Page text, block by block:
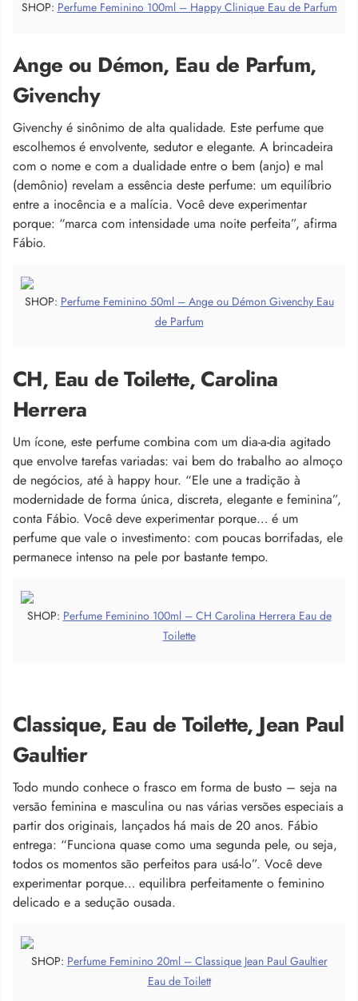
SHOP: Perfume Feminino 100ml – Happy Clinique Eau de Parfum
Ange ou Démon, Eau de Parfum,
Givenchy
Givenchy é sinônimo de alta qualidade. Este perfume que
escolhemos é envolvente, sedutor e elegante. A brincadeira
com o nome e com a dualidade entre o bem (anjo) e mal
(demônio) revelam a essência deste perfume: um equilíbrio
entre a inocência e a malícia. Você deve experimentar
porque: “marca com intensidade uma noite perfeita”, afirma
Fábio.
SHOP: Perfume Feminino 50ml – Ange ou Démon Givenchy Eau
de Parfum
CH, Eau de Toilette, Carolina
Herrera
Um ícone, este perfume combina com um dia-a-dia agitado
que envolve tarefas variadas: vai bem do trabalho ao almoço
de negócios, até à happy hour. “Ele une a tradição à
modernidade de forma única, discreta, elegante e feminina”,
conta Fábio. Você deve experimentar porque… é um
perfume que vale o investimento: com poucas borrifadas, ele
permanece intenso na pele por bastante tempo.
SHOP: Perfume Feminino 100ml – CH Carolina Herrera Eau de
Toilette
Classique, Eau de Toilette, Jean Paul
Gaultier
Todo mundo conhece o frasco em forma de busto – seja na
versão feminina e masculina ou nas várias versões especiais a
partir dos originais, lançados há mais de 20 anos. Fábio
entrega: “Funciona quase como uma segunda pele, ou seja,
todos os momentos são perfeitos para usá-lo”. Você deve
experimentar porque… equilibra perfeitamente o feminino
delicado e a sedução ousada.
SHOP: Perfume Feminino 20ml – Classique Jean Paul Gaultier
Eau de Toilett